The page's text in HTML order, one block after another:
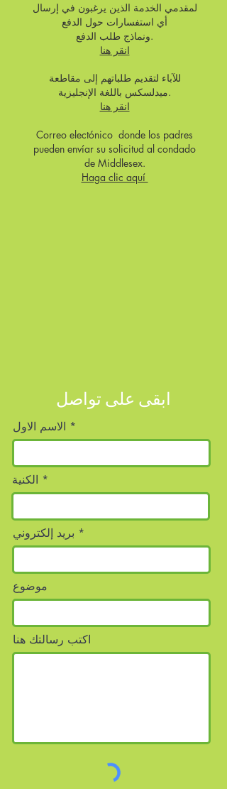
لمقدمي الخدمة الذين يرغبون في إرسال
أي استفسارات حول الدفع
ونماذج طلب الدفع.
انقر هنا
للآباء لتقديم طلباتهم إلى مقاطعة
ميدلسكس باللغة الإنجليزية.
انقر هنا
Correo electónico donde los padres
pueden envíar su solicitud al condado
de Middlesex.
Haga clic aquí
ابقى على تواصل
الاسم الاول
الكنية
بريد إلكتروني
موضوع
اكتب رسالتك هنا